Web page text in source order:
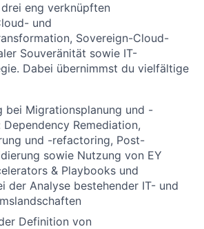
eng verknüpften
und
Sovereign-Cloud-
Souveränität sowie IT-
Dabei übernimmst du vielfältige
bei Migrationsplanung und -
Remediation,
und -refactoring, Post-
sowie Nutzung von EY
& Playbooks und
der Analyse bestehender IT- und
Definition von